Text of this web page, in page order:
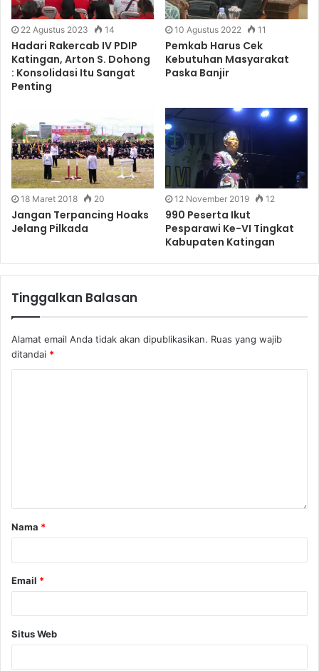
22 Agustus 2023 14
Hadari Rakercab IV PDIP
Katingan, Arton S. Dohong
: Konsolidasi Itu Sangat
Penting
10 Agustus 2022 11
Pemkab Harus Cek
Kebutuhan Masyarakat
Paska Banjir
18 Maret 2018 20
Jangan Terpancing Hoaks
Jelang Pilkada
12 November 2019 12
990 Peserta Ikut
Pesparawi Ke-VI Tingkat
Kabupaten Katingan
Tinggalkan Balasan
Alamat email Anda tidak akan dipublikasikan. Ruas yang wajib
ditandai *
Nama *
Email *
Situs Web